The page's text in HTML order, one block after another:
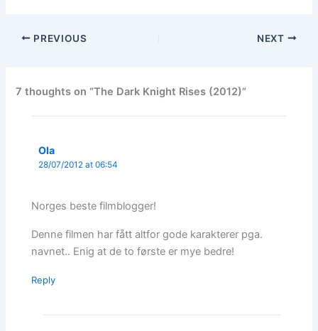
PREVIOUS NEXT
7 thoughts on “The Dark Knight Rises (2012)”
Ola
28/07/2012 at 06:54
Norges beste filmblogger!
Denne filmen har fått altfor gode karakterer pga.
navnet.. Enig at de to første er mye bedre!
Reply